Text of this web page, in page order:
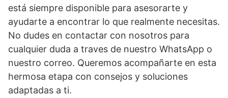
está siempre disponible para asesorarte y
ayudarte a encontrar lo que realmente necesitas.
No dudes en contactar con nosotros para
cualquier duda a traves de nuestro WhatsApp o
nuestro correo. Queremos acompañarte en esta
hermosa etapa con consejos y soluciones
adaptadas a ti.